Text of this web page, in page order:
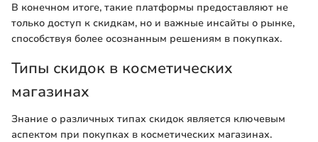
В конечном итоге, такие платформы предоставляют не
только доступ к скидкам, но и важные инсайты о рынке,
способствуя более осознанным решениям в покупках.
Типы скидок в косметических
магазинах
Знание о различных типах скидок является ключевым
аспектом при покупках в косметических магазинах.